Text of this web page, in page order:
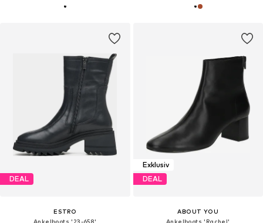
DEAL
ESTRO
Ankelboots '23-658'
Exklusiv
DEAL
ABOUT YOU
Ankelboots 'Rachel'